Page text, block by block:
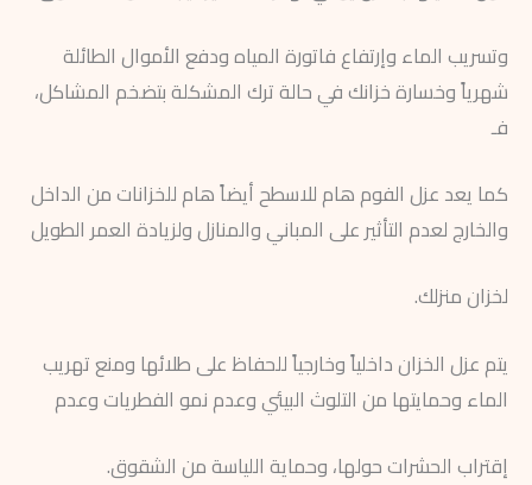
وتسريب الماء وإرتفاع فاتورة المياه ودفع الأموال الطائلة
شهرياً وخسارة خزانك في حالة ترك المشكلة بتضخم المشاكل،
فـ
كما يعد عزل الفوم هام للاسطح أيضاً هام للخزانات من الداخل
والخارج لعدم التأثير على المباني والمنازل ولزيادة العمر الطويل
لخزان منزلك.
يتم عزل الخزان داخلياً وخارجياً للحفاظ على طلائها ومنع تهريب
الماء وحمايتها من التلوث البيئي وعدم نمو الفطريات وعدم
إقتراب الحشرات حولها، وحماية اللياسة من الشقوق.